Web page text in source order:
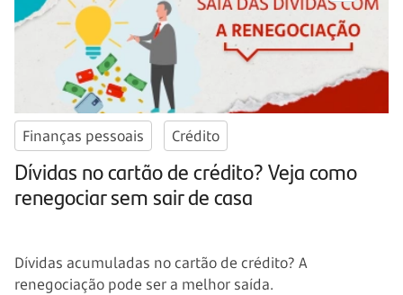
Finanças pessoais Crédito
Dívidas no cartão de crédito? Veja como
renegociar sem sair de casa
Dívidas acumuladas no cartão de crédito? A
renegociação pode ser a melhor saída.